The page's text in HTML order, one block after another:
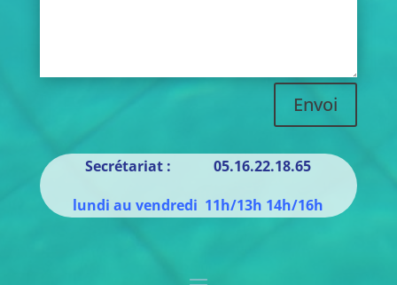
Envoi
Secrétariat : 05.16.22.18.65
lundi au vendredi 11h/13h 14h/16h